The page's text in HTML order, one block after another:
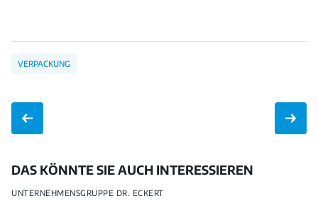
VERPACKUNG
DAS KÖNNTE SIE AUCH INTERESSIEREN
UNTERNEHMENSGRUPPE DR. ECKERT